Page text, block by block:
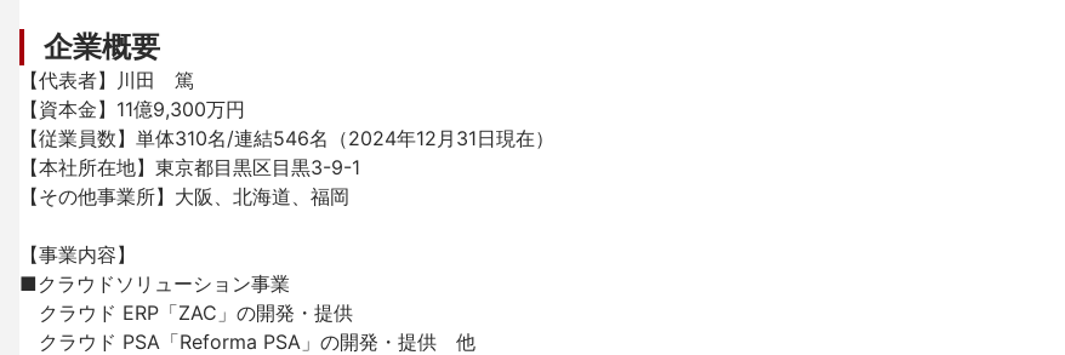
企業概要
【代表者】川田　篤
【資本金】11億9,300万円
【従業員数】単体310名/連結546名（2024年12月31日現在）
【本社所在地】東京都目黒区目黒3-9-1
【その他事業所】大阪、北海道、福岡
【事業内容】
■クラウドソリューション事業
クラウド ERP「ZAC」の開発・提供
クラウド PSA「Reforma PSA」の開発・提供　他